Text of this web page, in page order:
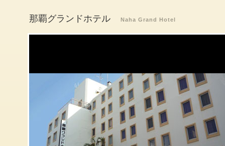
那覇グランドホテル Naha Grand Hotel